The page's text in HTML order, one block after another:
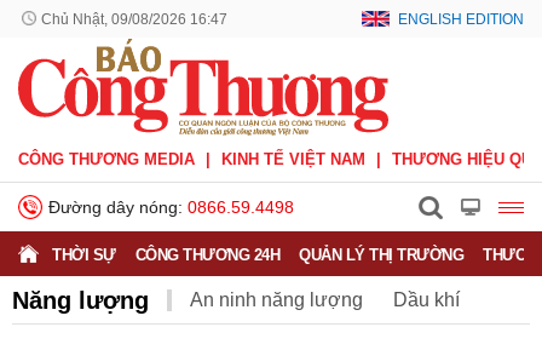
Chủ Nhật, 09/08/2026 16:47 ENGLISH EDITION
CÔNG THƯƠNG MEDIA KINH TẾ VIỆT NAM THƯƠNG HIỆU
Đường dây nóng: 0866.59.4498
THỜI SỰ CÔNG THƯƠNG 24H QUẢN LÝ THỊ TRƯỜNG
Năng lượng An ninh năng lượng Dầu khí